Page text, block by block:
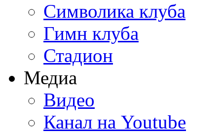
Символика клуба
Гимн клуба
Стадион
Медиа
Видео
Канал на Youtube